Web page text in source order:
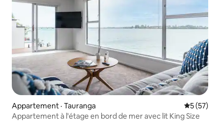
Appartement · Tauranga Note
5 (57)
Appartement à l'étage en bord de mer avec lit King Size